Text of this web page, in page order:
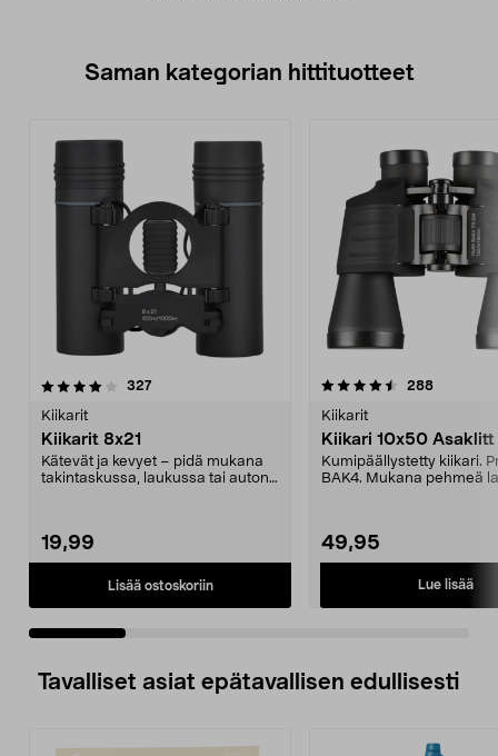
Saman kategorian hittituotteet
327arvostelut
Kiikarit
Kiikarit 8x21
Kätevät ja kevyet – pidä mukana
takintaskussa, laukussa tai auton
19,99
Lisää ostoskoriin
4.5 viidestä
288arvostelut
Kiikarit
Kiikari 10x50 Asaklitt
Kumipäällystetty kiikari.
BAK4. Mukana pehmeä
49,95
Lue lisää
3.5 viidestä
Tavalliset asiat epätavallisen edullisesti